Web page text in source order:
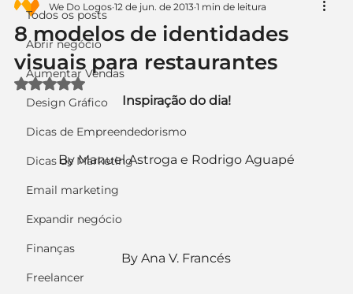
Todos os posts
Abrir negócio
Aumentar Vendas
Design Gráfico
Dicas de Empreendedorismo
Dicas de Marketing
Email marketing
Expandir negócio
Finanças
Freelancer
8 modelos de identidades
visuais para restaurantes
We Do Logos 12 de jun. de 2013 1 min de leitura
Avaliado com NaN de 5 estrelas.
Inspiração do dia!
By Manuel Astroga e Rodrigo Aguapé
By Ana V. Francés